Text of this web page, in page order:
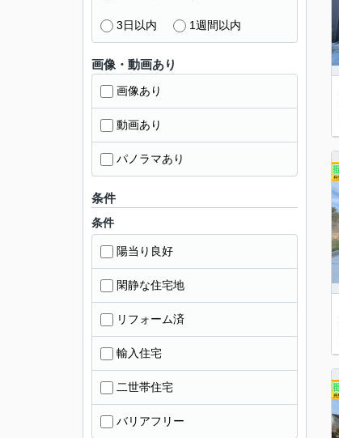
3日以内 1週間以内
画像・動画あり
画像あり
動画あり
パノラマあり
条件
条件
陽当り良好
閑静な住宅地
リフォーム済
輸入住宅
二世帯住宅
バリアフリー